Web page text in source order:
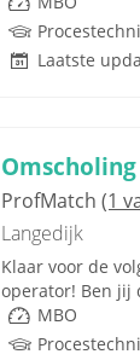
Laatste
ProfMatch (1
Langedijk
Klaar voor de
operator! Ben jij
MBO